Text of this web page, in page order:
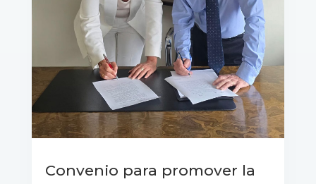
Convenio para promover la